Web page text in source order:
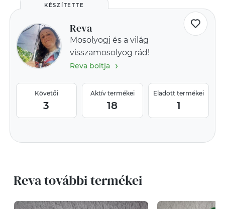
KÉSZÍTETTE
Reva
Mosolyogj és a világ
visszamosolyog rád!
Reva boltja›
Követői
3
Aktív termékei
18
Eladott termékei
1
Reva további termékei